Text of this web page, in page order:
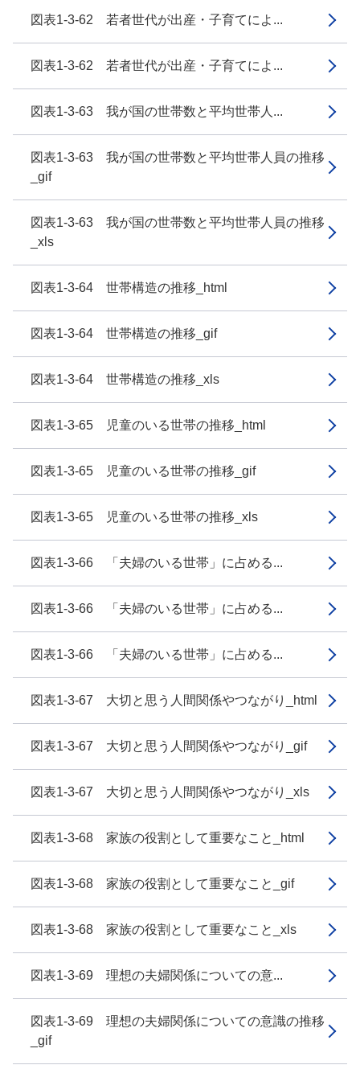
図表1-3-62 若者世代が出産・子育てによ...
図表1-3-62 若者世代が出産・子育てによ...
図表1-3-63 我が国の世帯数と平均世帯人...
図表1-3-63 我が国の世帯数と平均世帯人員の推移
_gif
図表1-3-63 我が国の世帯数と平均世帯人員の推移
_xls
図表1-3-64 世帯構造の推移_html
図表1-3-64 世帯構造の推移_gif
図表1-3-64 世帯構造の推移_xls
図表1-3-65 児童のいる世帯の推移_html
図表1-3-65 児童のいる世帯の推移_gif
図表1-3-65 児童のいる世帯の推移_xls
図表1-3-66 「夫婦のいる世帯」に占める...
図表1-3-66 「夫婦のいる世帯」に占める...
図表1-3-66 「夫婦のいる世帯」に占める...
図表1-3-67 大切と思う人間関係やつながり_html
図表1-3-67 大切と思う人間関係やつながり_gif
図表1-3-67 大切と思う人間関係やつながり_xls
図表1-3-68 家族の役割として重要なこと_html
図表1-3-68 家族の役割として重要なこと_gif
図表1-3-68 家族の役割として重要なこと_xls
図表1-3-69 理想の夫婦関係についての意...
図表1-3-69 理想の夫婦関係についての意識の推移
_gif